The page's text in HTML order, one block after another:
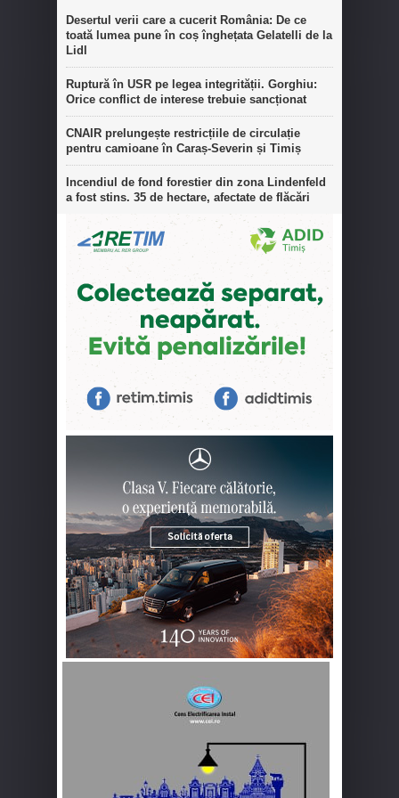
Desertul verii care a cucerit România: De ce
toată lumea pune în coș înghețata Gelatelli de la
Lidl
Ruptură în USR pe legea integrității. Gorghiu:
Orice conflict de interese trebuie sancționat
CNAIR prelungește restricțiile de circulație
pentru camioane în Caraș-Severin și Timiș
Incendiul de fond forestier din zona Lindenfeld
a fost stins. 35 de hectare, afectate de flăcări